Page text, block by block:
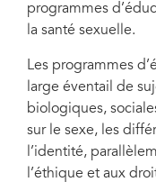
programmes
la santé sexuelle.
Les programmes
large éventail de
biologiques,
sur le sexe, les
l’identité,
l’éthique et aux